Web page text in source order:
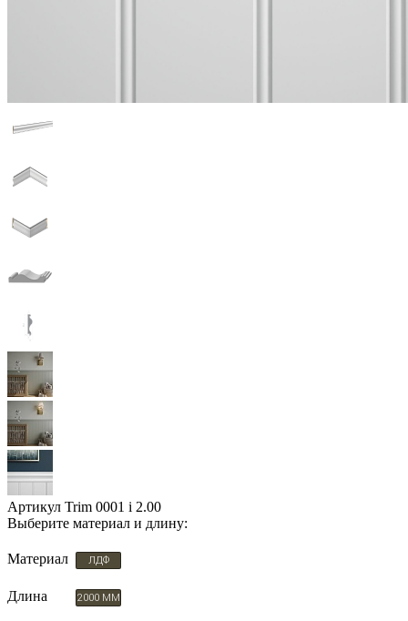
Артикул Trim 0001 i 2.00
Выберите материал и длину:
Материал ЛДФ
Длина 2000 ММ